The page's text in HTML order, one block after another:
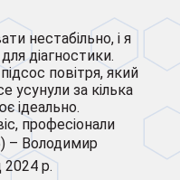
нестабільно, і я
діагностики.
повітря, який
усунули за кілька
ідеально.
професіонали
– Володимир
2024 р.